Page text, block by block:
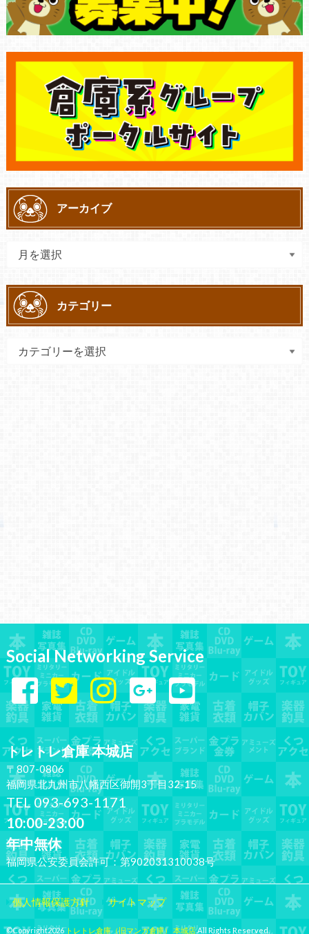
アーカイブ
カテゴリー
Social Networking Service
トレトレ倉庫 本城店
〒807-0806
福岡県北九州市八幡西区御開3丁目32-15
TEL 093-693-1171
10:00-23:00
年中無休
福岡県公安委員会許可：第902031310038号
個人情報保護方針 サイトマップ
©Copyright2026トレトレ倉庫（旧マンガ倉庫） 本城店.All Rights Reserved.